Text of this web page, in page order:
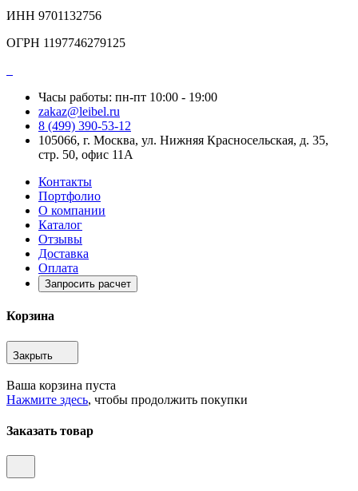
ИНН 9701132756
ОГРН 1197746279125
Часы работы: пн-пт 10:00 - 19:00
zakaz@leibel.ru
8 (499) 390-53-12
105066, г. Москва, ул. Нижняя Красносельская, д. 35,
стр. 50, офис 11А
Контакты
Портфолио
О компании
Каталог
Отзывы
Доставка
Оплата
Запросить расчет
Корзина
Закрыть
Ваша корзина пуста
Нажмите здесь, чтобы продолжить покупки
Заказать товар